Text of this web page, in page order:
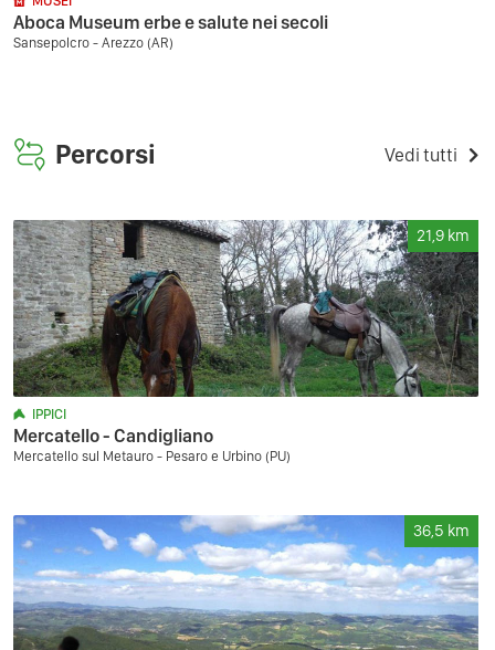
Aboca Museum erbe e salute nei secoli
Sansepolcro - Arezzo (AR)
Percorsi Vedi tutti
21,9 km
IPPICI
Mercatello - Candigliano
Mercatello sul Metauro - Pesaro e Urbino (PU)
36,5 km